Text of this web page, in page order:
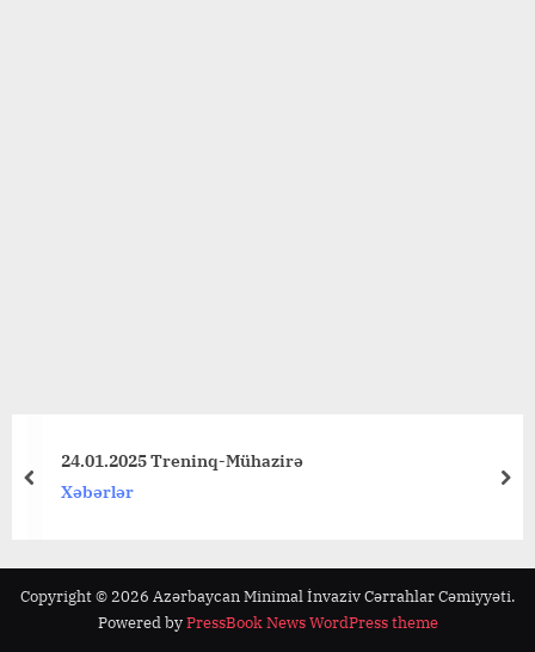
24.01.2025 Treninq-Mühazirə
Xəbərlər
prev
Copyright © 2026 Azərbaycan Minimal İnvaziv Cərrahlar Cəmiyyəti.
Powered byPressBook News WordPress theme